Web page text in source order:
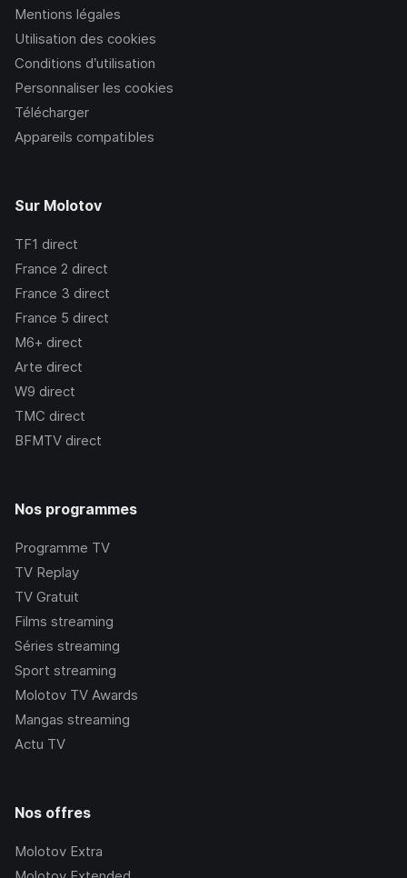
Mentions légales
Utilisation des cookies
Conditions d’utilisation
Personnaliser les cookies
Télécharger
Appareils compatibles
Sur Molotov
TF1 direct
France 2 direct
France 3 direct
France 5 direct
M6+ direct
Arte direct
W9 direct
TMC direct
BFMTV direct
Nos programmes
Programme TV
TV Replay
TV Gratuit
Films streaming
Séries streaming
Sport streaming
Molotov TV Awards
Mangas streaming
Actu TV
Nos offres
Molotov Extra